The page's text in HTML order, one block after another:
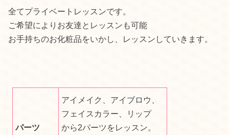
全てプライベートレッスンです。
ご希望によりお友達とレッスンも可能
お手持ちのお化粧品をいかし、レッスンしていきます。
パーツ
アイメイク、アイブロウ、
フェイスカラー、リップ
から2パーツをレッスン。